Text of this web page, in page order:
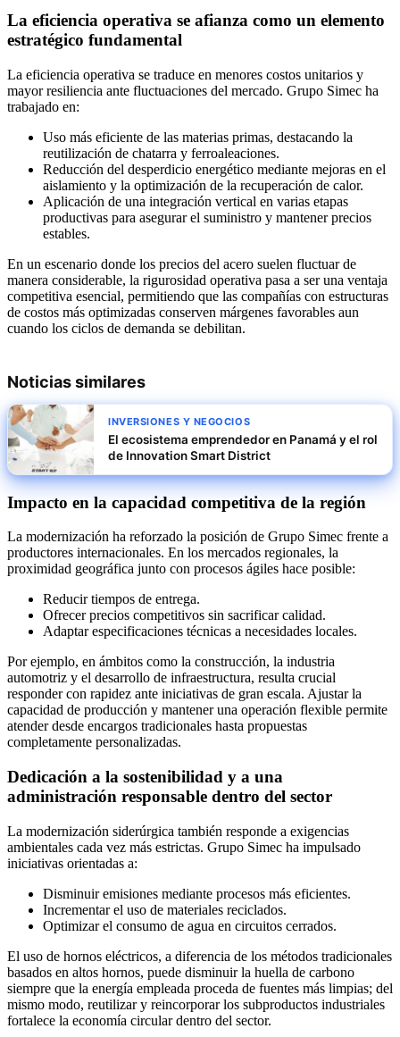
La eficiencia operativa se afianza como un elemento
estratégico fundamental
La eficiencia operativa se traduce en menores costos unitarios y
mayor resiliencia ante fluctuaciones del mercado. Grupo Simec ha
trabajado en:
Uso más eficiente de las materias primas, destacando la
reutilización de chatarra y ferroaleaciones.
Reducción del desperdicio energético mediante mejoras en el
aislamiento y la optimización de la recuperación de calor.
Aplicación de una integración vertical en varias etapas
productivas para asegurar el suministro y mantener precios
estables.
En un escenario donde los precios del acero suelen fluctuar de
manera considerable, la rigurosidad operativa pasa a ser una ventaja
competitiva esencial, permitiendo que las compañías con estructuras
de costos más optimizadas conserven márgenes favorables aun
cuando los ciclos de demanda se debilitan.
Noticias similares
INVERSIONES Y NEGOCIOS
El ecosistema emprendedor en Panamá y el rol
de Innovation Smart District
Impacto en la capacidad competitiva de la región
La modernización ha reforzado la posición de Grupo Simec frente a
productores internacionales. En los mercados regionales, la
proximidad geográfica junto con procesos ágiles hace posible:
Reducir tiempos de entrega.
Ofrecer precios competitivos sin sacrificar calidad.
Adaptar especificaciones técnicas a necesidades locales.
Por ejemplo, en ámbitos como la construcción, la industria
automotriz y el desarrollo de infraestructura, resulta crucial
responder con rapidez ante iniciativas de gran escala. Ajustar la
capacidad de producción y mantener una operación flexible permite
atender desde encargos tradicionales hasta propuestas
completamente personalizadas.
Dedicación a la sostenibilidad y a una
administración responsable dentro del sector
La modernización siderúrgica también responde a exigencias
ambientales cada vez más estrictas. Grupo Simec ha impulsado
iniciativas orientadas a:
Disminuir emisiones mediante procesos más eficientes.
Incrementar el uso de materiales reciclados.
Optimizar el consumo de agua en circuitos cerrados.
El uso de hornos eléctricos, a diferencia de los métodos tradicionales
basados en altos hornos, puede disminuir la huella de carbono
siempre que la energía empleada proceda de fuentes más limpias; del
mismo modo, reutilizar y reincorporar los subproductos industriales
fortalece la economía circular dentro del sector.